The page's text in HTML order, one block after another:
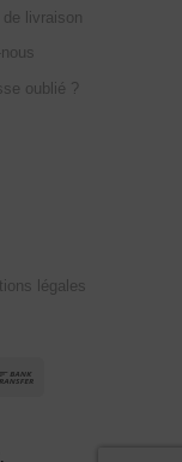
livraison
oublié ?
légales